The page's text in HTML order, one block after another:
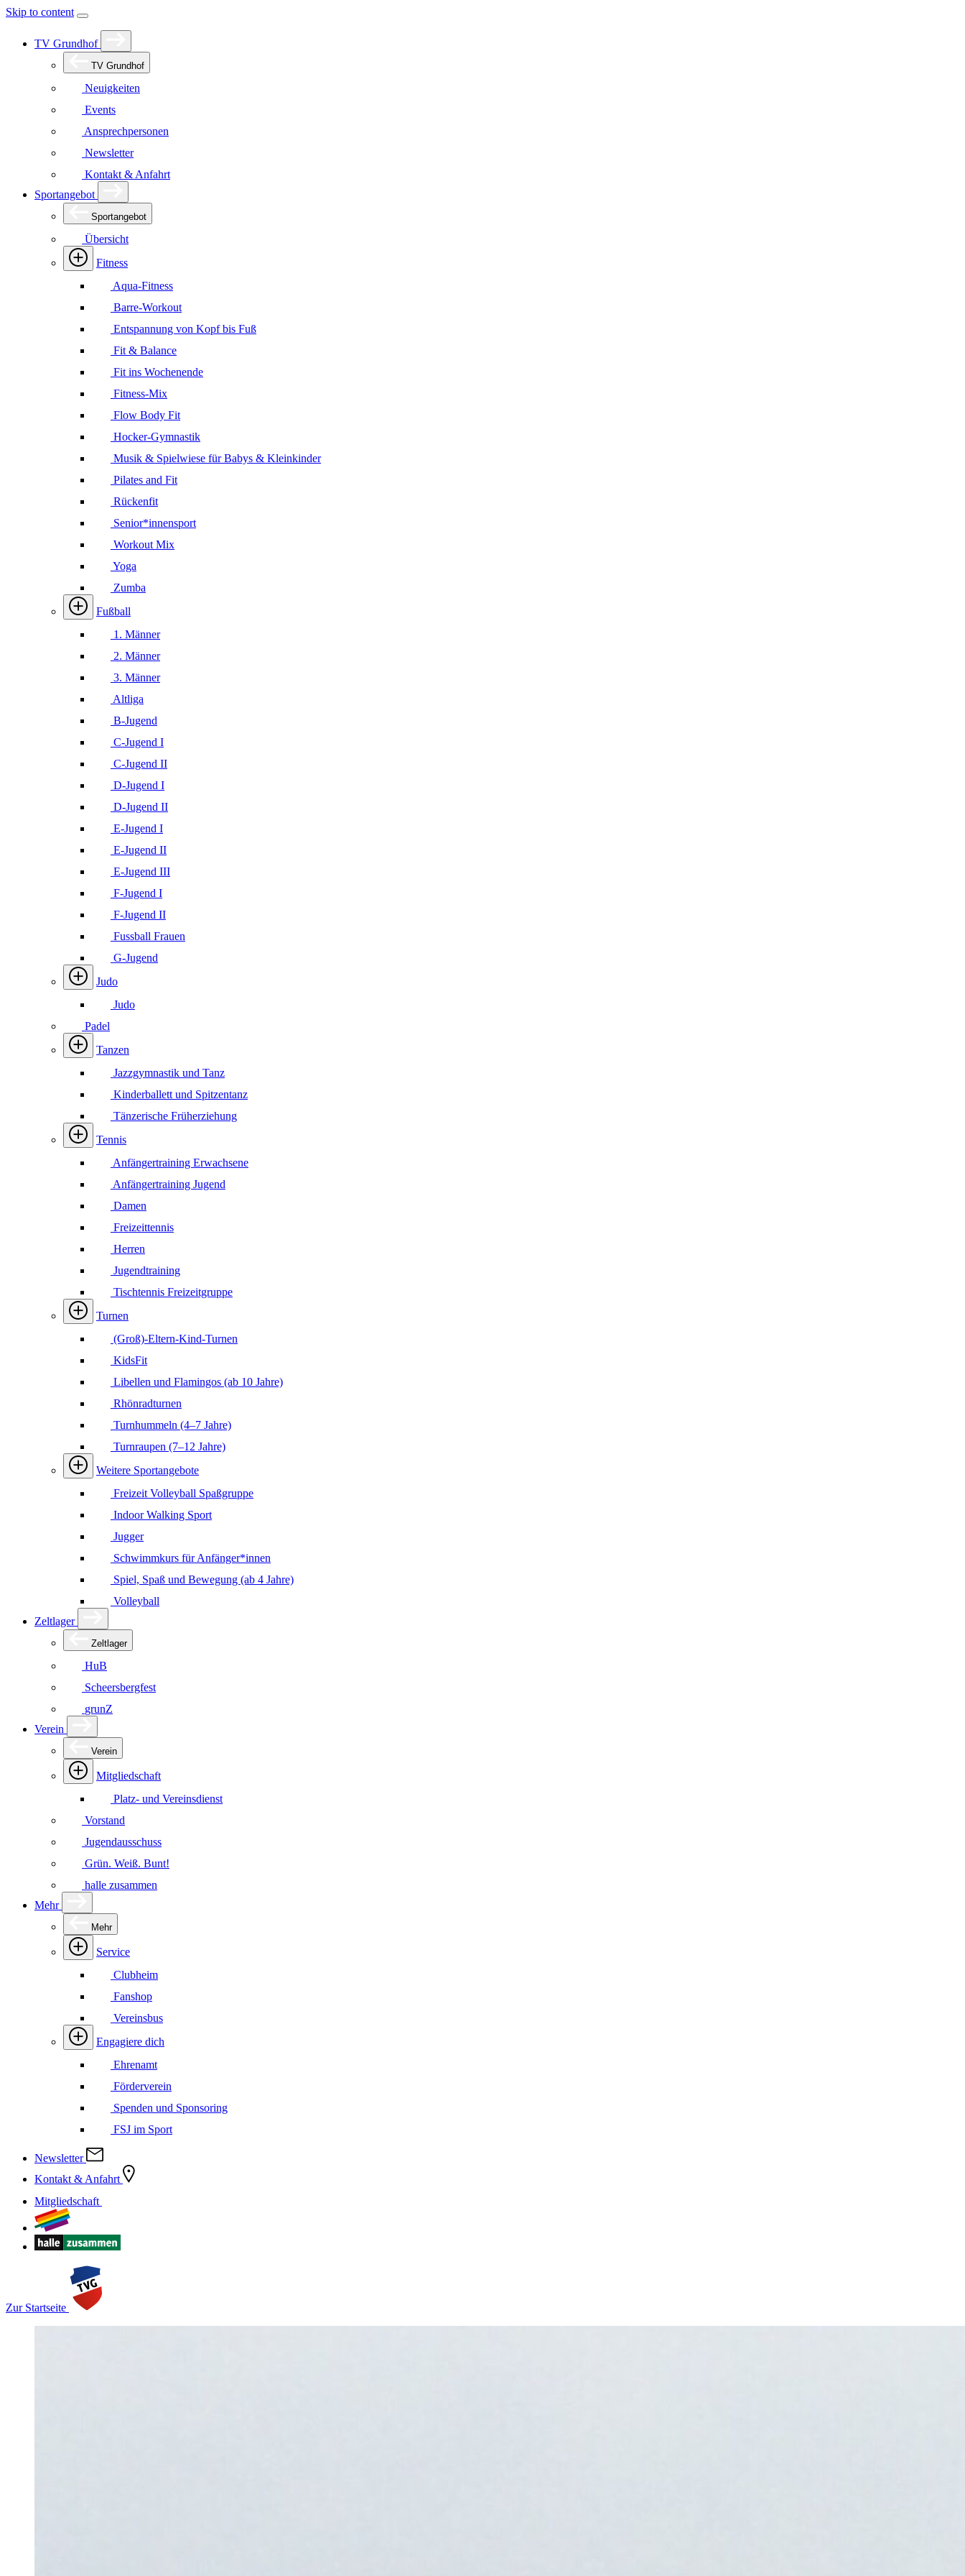
Skip to content
TV Grundhof
TV Grundhof
Neuigkeiten
Events
Ansprechpersonen
Newsletter
Kontakt & Anfahrt
Sportangebot
Sportangebot
Übersicht
Fitness
Aqua-Fitness
Barre-Workout
Entspannung von Kopf bis Fuß
Fit & Balance
Fit ins Wochenende
Fitness-Mix
Flow Body Fit
Hocker-Gymnastik
Musik & Spielwiese für Babys & Kleinkinder
Pilates and Fit
Rückenfit
Senior*innensport
Workout Mix
Yoga
Zumba
Fußball
1. Männer
2. Männer
3. Männer
Altliga
B-Jugend
C-Jugend I
C-Jugend II
D-Jugend I
D-Jugend II
E-Jugend I
E-Jugend II
E-Jugend III
F-Jugend I
F-Jugend II
Fussball Frauen
G-Jugend
Judo
Judo
Padel
Tanzen
Jazzgymnastik und Tanz
Kinderballett und Spitzentanz
Tänzerische Früherziehung
Tennis
Anfängertraining Erwachsene
Anfängertraining Jugend
Damen
Freizeittennis
Herren
Jugendtraining
Tischtennis Freizeitgruppe
Turnen
(Groß)-Eltern-Kind-Turnen
KidsFit
Libellen und Flamingos (ab 10 Jahre)
Rhönradturnen
Turnhummeln (4–7 Jahre)
Turnraupen (7–12 Jahre)
Weitere Sportangebote
Freizeit Volleyball Spaßgruppe
Indoor Walking Sport
Jugger
Schwimmkurs für Anfänger*innen
Spiel, Spaß und Bewegung (ab 4 Jahre)
Volleyball
Zeltlager
Zeltlager
HuB
Scheersbergfest
grunZ
Verein
Verein
Mitgliedschaft
Platz- und Vereinsdienst
Vorstand
Jugendausschuss
Grün. Weiß. Bunt!
halle zusammen
Mehr
Mehr
Service
Clubheim
Fanshop
Vereinsbus
Engagiere dich
Ehrenamt
Förderverein
Spenden und Sponsoring
FSJ im Sport
Newsletter
Kontakt & Anfahrt
Mitgliedschaft
Zur Startseite